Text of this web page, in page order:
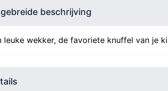
beschrijving
leuke wekker, de favoriete knuffel van je